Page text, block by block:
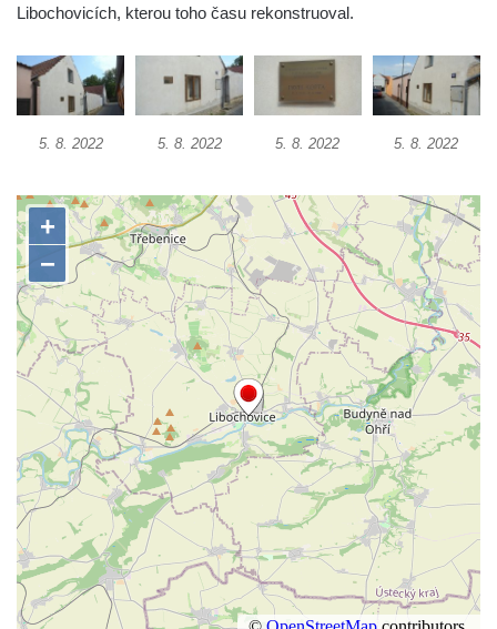
Mikovce na domě čp. 181 ve Sloupu v
Čechách
Pamětní deska Václava Františka
Červeného na domě ve Starodubečské ulici
v Praze Dubeč
Pamětní deska Josefa Mühlbergera na
křižovatce Školní a Horské ulice v Trutnově
Pamětní deska Jaroslava Třešňáka v
Českobratrské ulici v Teplicích
Pamětní deska Walthera Hensela na vile
Landhaus v ulici Pod Doubravkou v
Teplicích
Pamětní deska Ludwiga van Beethovena
na domě čp. 72/1 v Lázeňské ulici v
Teplicích
Pamětní deska na ekologické demonstrace
Libochovicích, kterou toho času rekonstruoval.
5. 8. 2022 5. 8. 2022 5. 8. 2022 5. 8. 2022